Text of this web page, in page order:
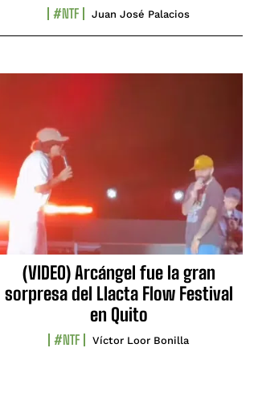
#NTF Juan José Palacios
(VIDEO) Arcángel fue la gran
sorpresa del Llacta Flow Festival
en Quito
#NTF Víctor Loor Bonilla